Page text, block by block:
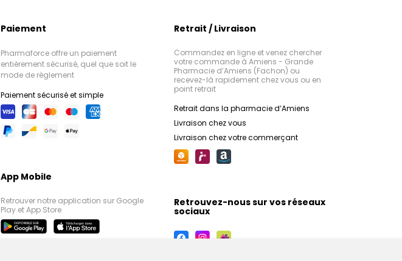
Paiement
Pharmaforce offre un paiement
entièrement sécurisé, quel que soit le
mode de règlement
Paiement sécurisé et simple
App Mobile
Retrouver notre application sur Google
Play et App Store
Retrait / Livraison
Commandez en ligne et venez chercher
votre commande à Amiens - Grande
Pharmacie d’Amiens (Fachon) ou
recevez-là rapidement chez vous ou en
point retrait
Retrait dans la pharmacie d’Amiens
Livraison chez vous
Livraison chez votre commerçant
Retrouvez-nous sur vos réseaux
sociaux